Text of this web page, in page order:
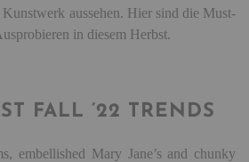
aussehen. Hier sind die Must-
in diesem Herbst.
FALL ’22 TRENDS
embellished Mary Jane’s and chunky